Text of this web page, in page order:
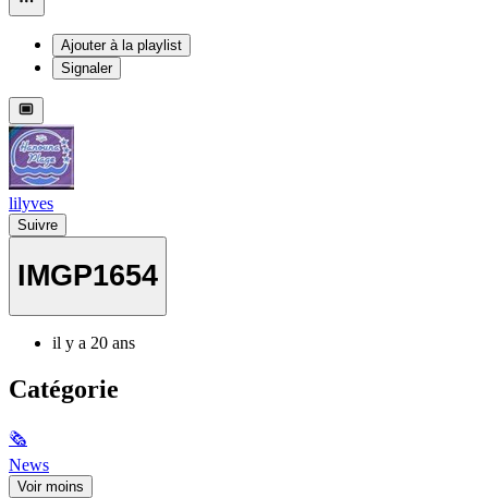
Ajouter à la playlist
Signaler
lilyves
Suivre
IMGP1654
il y a 20 ans
Catégorie
🗞
News
Voir moins